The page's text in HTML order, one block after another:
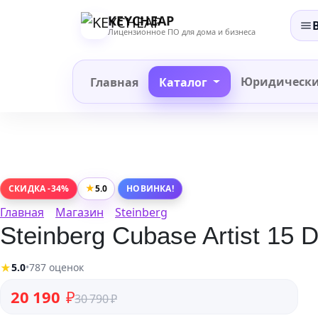
KEYCHEAP
Лицензионное ПО для дома и бизнеса
Главная Каталог
СКИДКА -34% ★5.0 НОВИНКА!
Главная Магазин Steinberg
Steinberg Cubase Artist 15
★5.0•787 оценок
30 790₽
Первоначальная цена составляла 30 790 ₽.
20 190 ₽
Текущая цена: 20 190 ₽.